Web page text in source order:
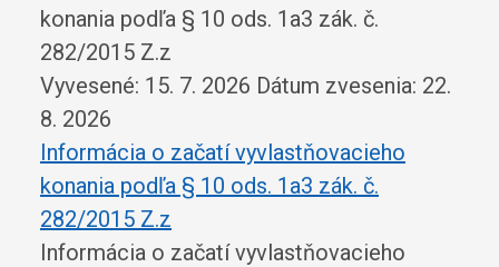
konania podľa § 10 ods. 1a3 zák. č.
282/2015 Z.z
Vyvesené: 15. 7. 2026 Dátum zvesenia: 22.
8. 2026
Informácia o začatí vyvlastňovacieho
konania podľa § 10 ods. 1a3 zák. č.
282/2015 Z.z
Informácia o začatí vyvlastňovacieho